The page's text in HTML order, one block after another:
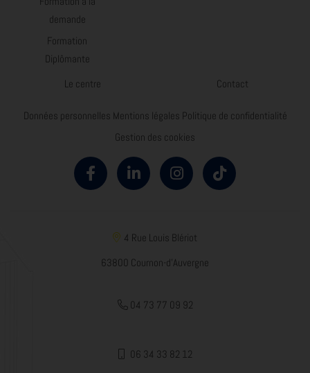
demande
Formation
Diplômante
Le centre
Contact
Données personnelles Mentions légales Politique de confidentialité
Gestion des cookies
4 Rue Louis Blériot
63800 Cournon-d'Auvergne
04 73 77 09 92
06 34 33 82 12